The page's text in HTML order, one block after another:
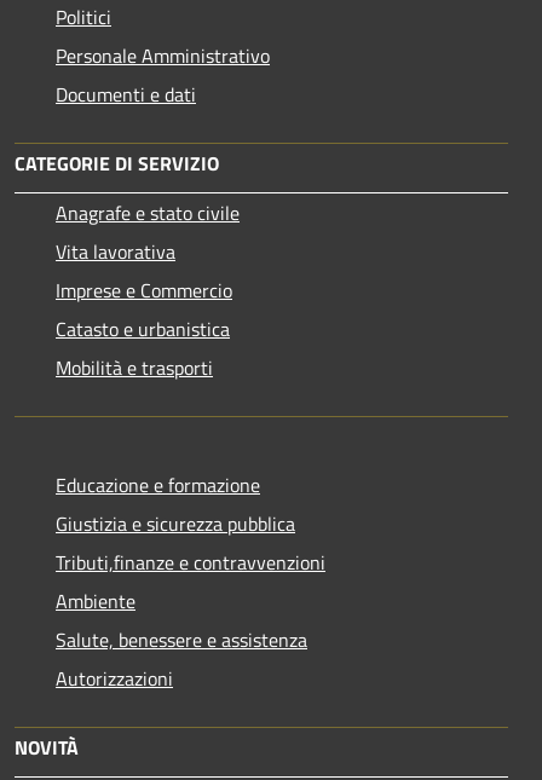
Politici
Personale Amministrativo
Documenti e dati
CATEGORIE DI SERVIZIO
Anagrafe e stato civile
Vita lavorativa
Imprese e Commercio
Catasto e urbanistica
Mobilità e trasporti
Educazione e formazione
Giustizia e sicurezza pubblica
Tributi,finanze e contravvenzioni
Ambiente
Salute, benessere e assistenza
Autorizzazioni
NOVITÀ